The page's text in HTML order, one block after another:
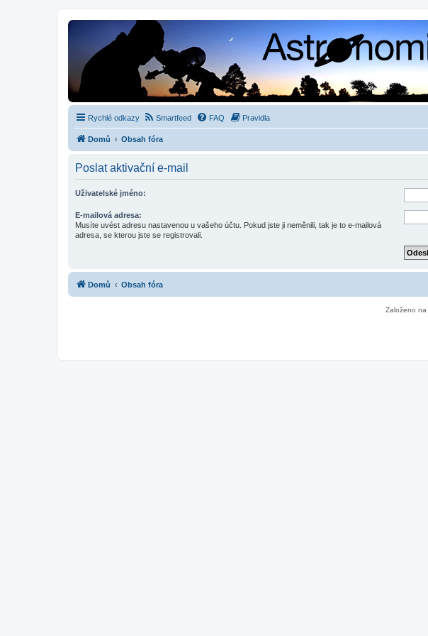
Rychlé odkazy Smartfeed FAQ Pravidla
Domů Obsah fóra
Poslat aktivační e-mail
Uživatelské jméno:
E-mailová adresa:
Musíte uvést adresu nastavenou u vašeho účtu. Pokud jste ji neměnili, tak je to e-mailová
adresa, se kterou jste se registrovali.
Domů Obsah fóra
Založeno na